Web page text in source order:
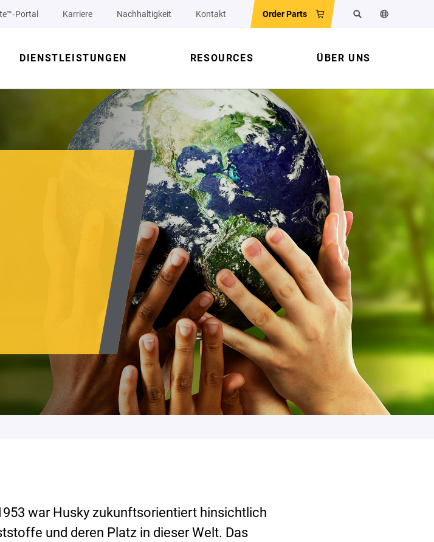
Karriere Nachhaltigkeit Kontakt Order Parts SuchenSprache der
DIENSTLEISTUNGEN RESOURCES ÜBER UNS
war Husky zukunftsorientiert hinsichtlich
und deren Platz in dieser Welt. Das